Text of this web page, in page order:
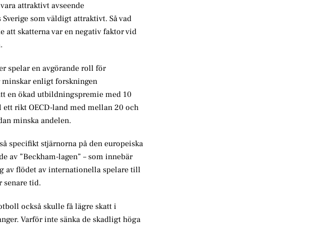
attraktivt avseende
som väldigt attraktivt. Så vad
att skatterna var en negativ faktor vid
spelar en avgörande roll för
enligt forskningen
en ökad utbildningspremie med 10
rikt OECD-land med mellan 20 och
minska andelen.
specifikt stjärnorna på den europeiska
av ”Beckham-lagen” – som innebär
av flödet av internationella spelare till
senare tid.
också skulle få lägre skatt i
Varför inte sänka de skadligt höga